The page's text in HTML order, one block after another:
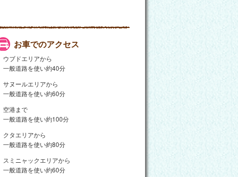
お車でのアクセス
ウブドエリアから
一般道路を使い約40分
サヌールエリアから
一般道路を使い約60分
空港まで
一般道路を使い約100分
クタエリアから
一般道路を使い約80分
スミニャックエリアから
一般道路を使い約60分